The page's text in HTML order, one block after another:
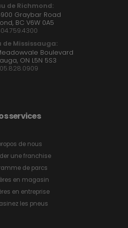
de Richmond:
Graybar Road
BC V6W 0A5
de Mississauga:
Boulevard
ON L5N 5S3
services
de nous
une franchise
de parcs
en magasin
en entreprise
les pneus